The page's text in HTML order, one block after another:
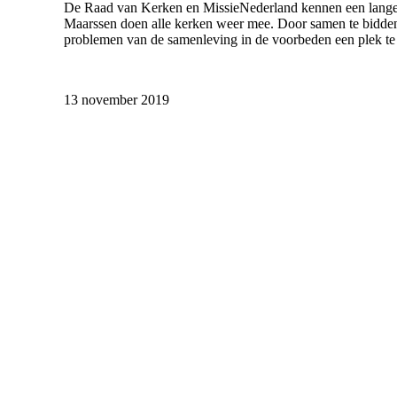
De Raad van Kerken en MissieNederland kennen een
Maarssen doen alle kerken weer mee. Door samen te
problemen van de samenleving in de voorbeden een plek
13 november 2019